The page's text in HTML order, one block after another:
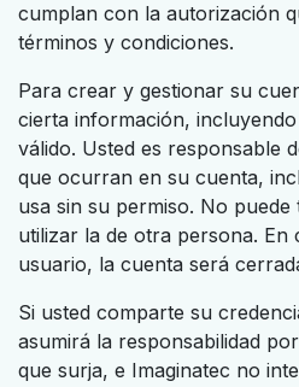
cumplan con la autorización
términos y condiciones.
Para crear y gestionar su
cierta información,
válido. Usted es responsable
que ocurran en su cuenta,
usa sin su permiso. No
utilizar la de otra persona. En
usuario, la cuenta será
Si usted comparte su
asumirá la responsabilidad
que surja, e Imaginatec no